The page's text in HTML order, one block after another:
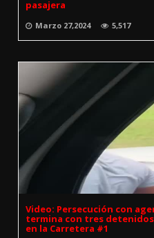
pasajera
Marzo 27,2024 5,517
Video: Persecución con
termina con tres
en la Carretera #1